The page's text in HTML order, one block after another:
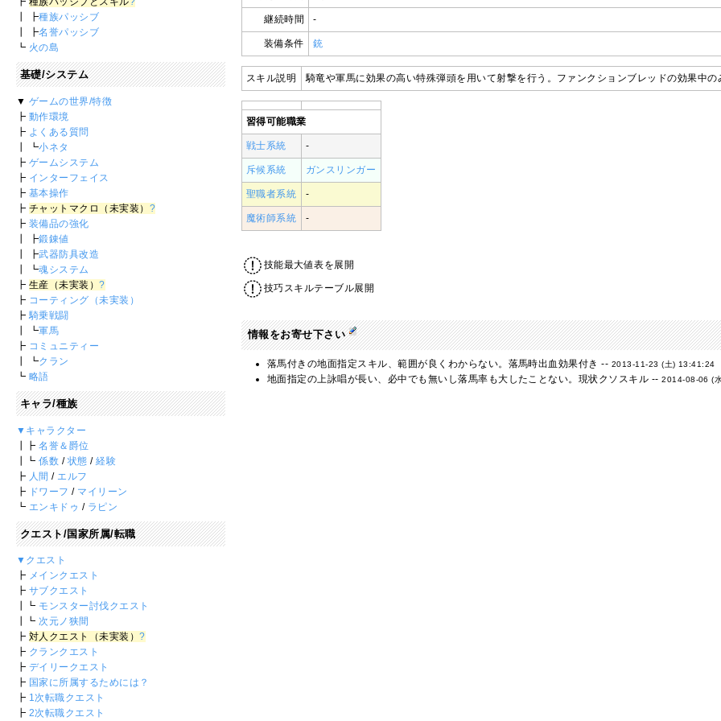
継続時間 -
装備条件 銃
スキル説明 騎竜や軍馬に効果の高い特殊弾頭を用いて射撃を行う。ファンクションブレッドの効果中の
習得可能職業
戦士系統 -
斥候系統 ガンスリンガー
聖職者系統 -
魔術師系統 -
技能最大値表を展開
技巧スキルテーブル展開
情報をお寄せ下さい
落馬付きの地面指定スキル、範囲が良くわからない。落馬時出血効果付き -- 2013-11-23 (土) 13:41:24
地面指定の上詠唱が長い、必中でも無いし落馬率も大したことない。現状クソスキル --2014-08-06 (
┃ ┣種族パッシブ
┃ ┣名誉パッシブ
┗ 火の島
基礎/システム
▼ ゲームの世界/特徴
┣ 動作環境
┣ よくある質問
┃ ┗小ネタ
┣ ゲームシステム
┣ インターフェイス
┣ 基本操作
┣ チャットマクロ（未実装） ?
┣ 装備品の強化
┃ ┣鍛錬値
┃ ┣武器防具改造
┃ ┗魂システム
┣ 生産（未実装）?
┣ コーティング（未実装）
┣ 騎乗戦闘
┃ ┗軍馬
┣ コミュニティー
┃ ┗クラン
┗ 略語
キャラ/種族
▼キャラクター
┃┣名誉＆爵位
┃┗係数 / 状態 /経験
┣ 人間 / エルフ
┣ ドワーフ / マイリーン
┗ エンキドゥ / ラピン
クエスト/国家所属/転職
▼クエスト
┣ メインクエスト
┣ サブクエスト
┃┗ モンスター討伐クエスト
┃┗ 次元ノ狭間
┣ 対人クエスト（未実装）?
┣ クランクエスト
┣ デイリークエスト
┣ 国家に所属するためには？
┣ 1次転職クエスト
┣ 2次転職クエスト